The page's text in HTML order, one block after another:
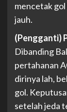
mencetak
jauh.
(Pengganti)
Dibanding
pertahanan
dirinya lah,
gol.
setelah jeda